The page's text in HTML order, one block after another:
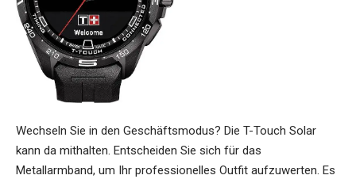
Wechseln Sie in den Geschäftsmodus? Die T-Touch Solar
kann da mithalten. Entscheiden Sie sich für das
Metallarmband, um Ihr professionelles Outfit aufzuwerten. Es